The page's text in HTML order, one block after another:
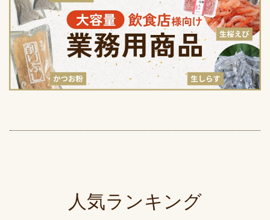
人気ランキング